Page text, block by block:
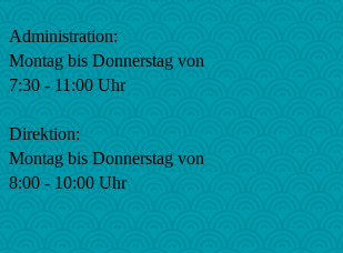
Administration:
Montag bis Donnerstag von
7:30 - 11:00 Uhr
Direktion:
Montag bis Donnerstag von
8:00 - 10:00 Uhr